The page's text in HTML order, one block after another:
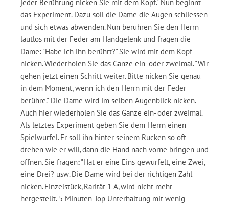
jeder Berührung nicken Sie mit dem Kopf." Nun beginnt
das Experiment. Dazu soll die Dame die Augen schliessen
und sich etwas abwenden. Nun berühren Sie den Herrn
lautlos mit der Feder am Handgelenk und fragen die
Dame:"Habe ich ihn berührt?" Sie wird mit dem Kopf
nicken. Wiederholen Sie das Ganze ein- oder zweimal. "Wir
gehen jetzt einen Schritt weiter. Bitte nicken Sie genau
in dem Moment, wenn ich den Herrn mit der Feder
berühre." Die Dame wird im selben Augenblick nicken.
Auch hier wiederholen Sie das Ganze ein- oder zweimal.
Als letztes Experiment geben Sie dem Herrn einen
Spielwürfel. Er soll ihn hinter seinem Rücken so oft
drehen wie er will, dann die Hand nach vorne bringen und
öffnen. Sie fragen:"Hat er eine Eins gewürfelt, eine Zwei,
eine Drei? usw. Die Dame wird bei der richtigen Zahl
nicken. Einzelstück, Rarität 1 A, wird nicht mehr
hergestellt. 5 Minuten Top Unterhaltung mit wenig